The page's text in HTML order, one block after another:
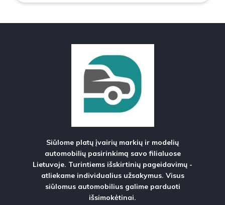
Siūlome platų įvairių markių ir modelių
automobilių pasirinkimą savo filialuose
Lietuvoje. Turintiems išskirtinių pageidavimų -
atliekame individualius užsakymus. Visus
siūlomus automobilius galime parduoti
išsimokėtinai.